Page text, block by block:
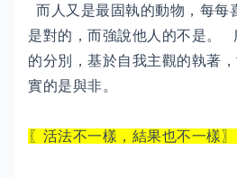
而人又是最固執的動物，每每
是對的，而強說他人的不是。
的分別，基於自我主觀的執著
實的是與非。
〖活法不一樣，結果也不一樣〗